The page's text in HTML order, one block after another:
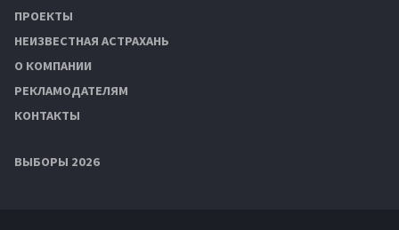
ПРОЕКТЫ
НЕИЗВЕСТНАЯ АСТРАХАНЬ
О КОМПАНИИ
РЕКЛАМОДАТЕЛЯМ
КОНТАКТЫ
ВЫБОРЫ 2026